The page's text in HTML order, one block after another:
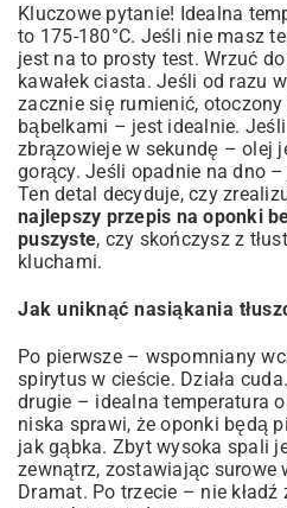
Kluczowe pytanie! Idealna
to 175-180°C. Jeśli nie masz
jest na to prosty test. Wrzuć
kawałek ciasta. Jeśli od razu
zacznie się rumienić,
bąbelkami – jest idealnie. Jeśli
zbrązowieje w sekundę – olej
gorący. Jeśli opadnie na dno
Ten detal decyduje, czy
najlepszy przepis na oponki
puszyste, czy skończysz z
kluchami.
Jak uniknąć nasiąkania
Po pierwsze – wspomniany
spirytus w cieście. Działa
drugie – idealna temperatura
niska sprawi, że oponki będą
jak gąbka. Zbyt wysoka spali
zewnątrz, zostawiając surowe
Dramat. Po trzecie – nie kładź